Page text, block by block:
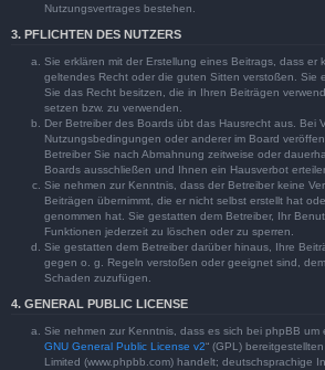
Nutzungsvertrages bestehen.
3. PFLICHTEN DES NUTZERS
Sie erklären mit der Erstellung eines Beitrags, dass er
geltendes Recht oder die guten Sitten verstoßen. Sie
Sie das Recht besitzen, die in Ihren Beiträgen
setzen bzw. zu verwenden.
Der Betreiber des Boards übt das Hausrecht aus. Bei
Nutzungsbedingungen oder anderer im Board
Betreiber Sie nach Abmahnung zeitweise oder
Boards ausschließen und Ihnen ein Hausverbot
Sie nehmen zur Kenntnis, dass der Betreiber keine
Beiträgen übernimmt, die er nicht selbst erstellt hat
genommen hat. Sie gestatten dem Betreiber, Ihr
Funktionen jederzeit zu löschen oder zu sperren.
Sie gestatten dem Betreiber darüber hinaus, Ihre
gegen o. g. Regeln verstoßen oder geeignet sind,
Schaden zuzufügen.
4. GENERAL PUBLIC LICENSE
Sie nehmen zur Kenntnis, dass es sich bei phpBB um
GNU General Public License v2“ (GPL)
Limited (www.phpbb.com) handelt; deutschsprachige